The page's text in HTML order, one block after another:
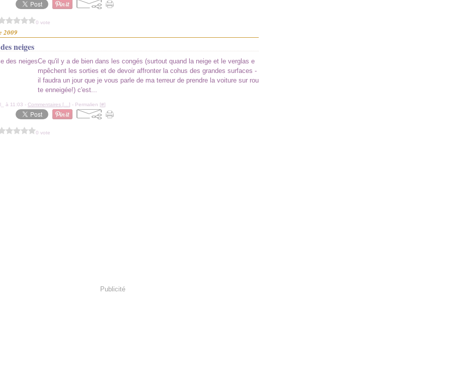
0 vote
2009
neiges
Ce qu'il y a de bien dans les congés (surtout quand la neige et le verglas e
mpêchent les sorties et de devoir affronter la cohus des grandes surfaces -
il faudra un jour que je vous parle de ma terreur de prendre la voiture sur rou
te enneigée!) c'est...
à 11:03 - Commentaires [ ] - Permalien [#]
0 vote
Publicité